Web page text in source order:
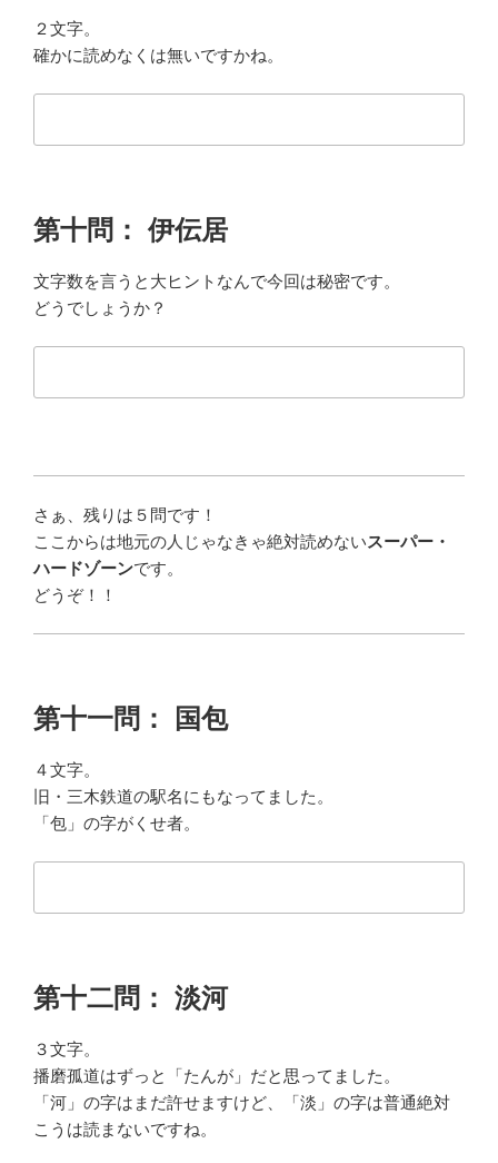
２文字。
確かに読めなくは無いですかね。
第十問： 伊伝居
文字数を言うと大ヒントなんで今回は秘密です。
どうでしょうか？
さぁ、残りは５問です！
ここからは地元の人じゃなきゃ絶対読めないスーパー・
ハードゾーンです。
どうぞ！！
第十一問： 国包
４文字。
旧・三木鉄道の駅名にもなってました。
「包」の字がくせ者。
第十二問： 淡河
３文字。
播磨孤道はずっと「たんが」だと思ってました。
「河」の字はまだ許せますけど、「淡」の字は普通絶対
こうは読まないですね。